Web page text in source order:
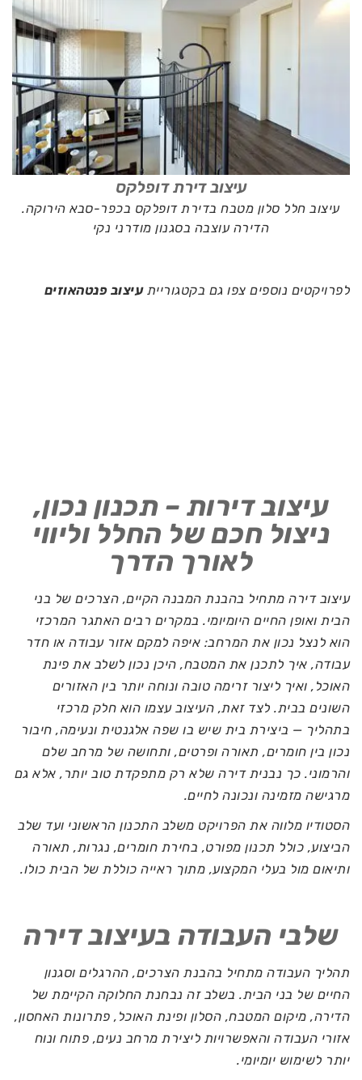
עיצוב דירת דופלקס
עיצוב חלל סלון מטבח בדירת דופלקס בכפר-סבא הירוקה.
הדירה עוצבה בסגנון מודרני נקי
לפרויקטים נוספים צפו גם בקטגורייתעיצוב פנטהאוזים
עיצוב דירות – תכנון נכון,
ניצול חכם של החלל וליווי
לאורך הדרך
עיצוב דירה מתחיל בהבנת המבנה הקיים, הצרכים של בני
הבית ואופן החיים היומיומי. במקרים רבים האתגר המרכזי
הוא לנצל נכון את המרחב: איפה למקם אזור עבודה או חדר
עבודה, איך לתכנן את המטבח, היכן נכון לשלב את פינת
האוכל, ואיך ליצור זרימה טובה ונוחה יותר בין האזורים
השונים בבית. לצד זאת, העיצוב עצמו הוא חלק מרכזי
בתהליך — ביצירת בית שיש בו שפה אלגנטית ונעימה, חיבור
נכון בין חומרים, תאורה ופרטים, ותחושה של מרחב שלם
והרמוני. כך נבנית דירה שלא רק מתפקדת טוב יותר, אלא גם
מרגישה מזמינה ונכונה לחיים.
הסטודיו מלווה את הפרויקט משלב התכנון הראשוני ועד שלב
הביצוע, כולל תכנון מפורט, בחירת חומרים, נגרות, תאורה
ותיאום מול בעלי המקצוע, מתוך ראייה כוללת של הבית כולו.
שלבי העבודה בעיצוב דירה
תהליך העבודה מתחיל בהבנת הצרכים, ההרגלים וסגנון
החיים של בני הבית. בשלב זה נבחנת החלוקה הקיימת של
הדירה, מיקום המטבח, הסלון ופינת האוכל, פתרונות האחסון,
אזורי העבודה והאפשרויות ליצירת מרחב נעים, פתוח ונוח
יותר לשימוש יומיומי.